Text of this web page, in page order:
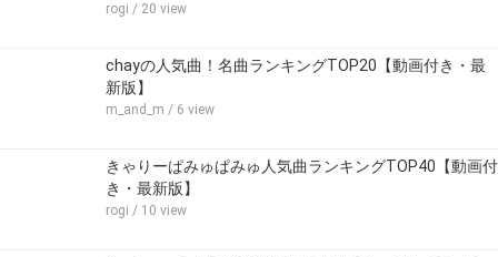
rogi / 20 view
chayの人気曲！名曲ランキングTOP20【動画付き・最
新版】
m_and_m / 6 view
きゃりーぱみゅぱみゅ人気曲ランキングTOP40【動画付
き・最新版】
rogi / 10 view